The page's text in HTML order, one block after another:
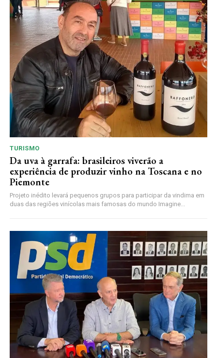
TURISMO
Da uva à garrafa: brasileiros viverão a
experiência de produzir vinho na Toscana e no
Piemonte
Projeto inédito levará pequenos grupos para participar da vindima em
duas das regiões vinícolas mais famosas do mundo Imagine...